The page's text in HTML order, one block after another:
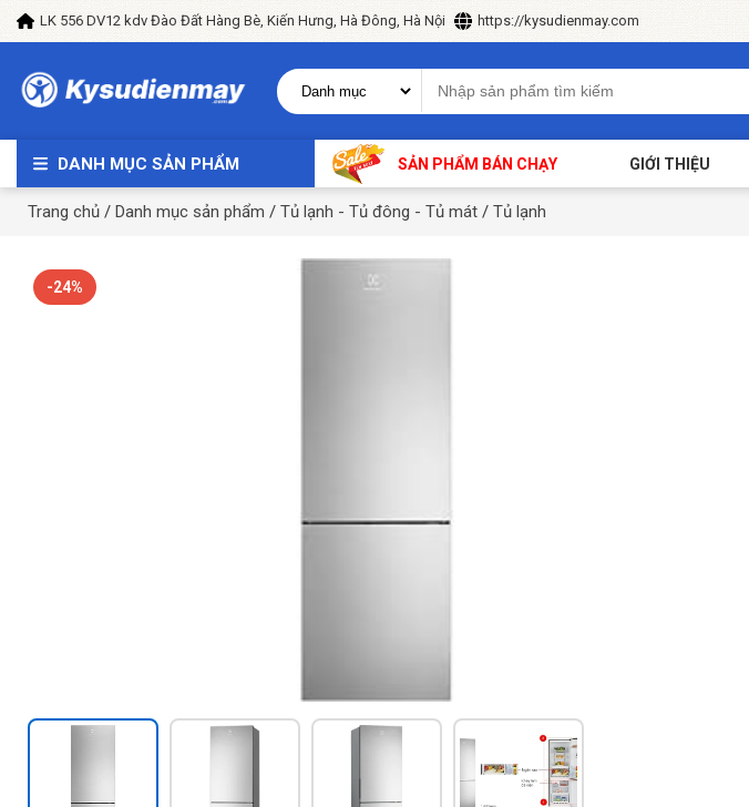
LK 556 DV12 kdv Đào Đất Hàng Bè, Kiến Hưng, Hà Đông, Hà Nội https://kysudienmay.com
DANH MỤC SẢN PHẨM SẢN PHẨM BÁN CHẠY GIỚI THIỆU
Trang chủ / Danh mục sản phẩm / Tủ lạnh - Tủ đông - Tủ mát / Tủ lạnh
-24%